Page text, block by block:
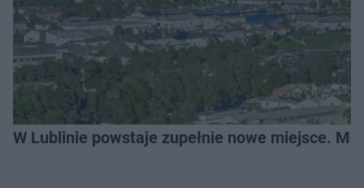
W Lublinie powstaje zupełnie nowe miejsce.